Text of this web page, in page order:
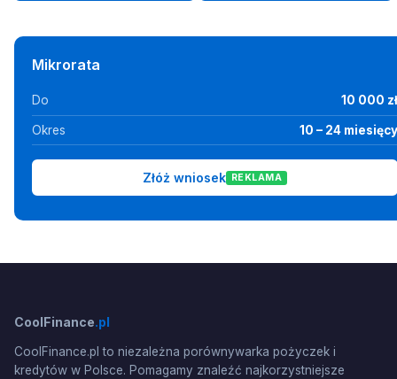
Mikrorata
Do 10 000 zł
Okres 10 – 24 miesięcy
Złóż wniosek REKLAMA
CoolFinance.pl
CoolFinance.pl to niezależna porównywarka pożyczek i
kredytów w Polsce. Pomagamy znaleźć najkorzystniejsze